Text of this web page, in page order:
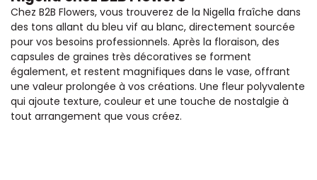
Chez B2B Flowers, vous trouverez de la Nigella fraîche dans
des tons allant du bleu vif au blanc, directement sourcée
pour vos besoins professionnels. Après la floraison, des
capsules de graines très décoratives se forment
également, et restent magnifiques dans le vase, offrant
une valeur prolongée à vos créations. Une fleur polyvalente
qui ajoute texture, couleur et une touche de nostalgie à
tout arrangement que vous créez.